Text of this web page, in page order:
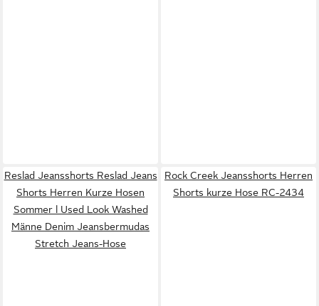
Reslad Jeansshorts Reslad Jeans
Shorts Herren Kurze Hosen
Sommer l Used Look Washed
Männe Denim Jeansbermudas
Stretch Jeans-Hose
Rock Creek Jeansshorts Herren
Shorts kurze Hose RC-2434